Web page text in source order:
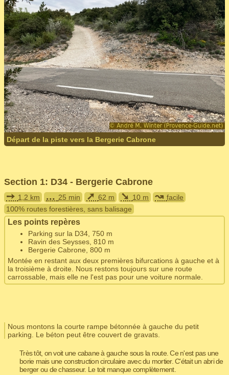
Départ de la piste vers la Bergerie Cabrone
Section 1: D34 - Bergerie Cabrone
➙ 1,2 km ... 25 min ➚ 62 m ➘ 10 m ↝ facile
100% routes forestières, sans balisage
Les points repères
Parking sur la D34, 750 m
Ravin des Seysses, 810 m
Bergerie Cabrone, 800 m
Montée en restant aux deux premières bifurcations à gauche et à
la troisième à droite. Nous restons toujours sur une route
carrossable, mais elle ne l'est pas pour une voiture normale.
Nous montons la courte rampe bétonnée à gauche du petit
parking. Le béton peut être couvert de gravats.
Très tôt, on voit une cabane à gauche sous la route. Ce n'est pas une
borie mais une construction circulaire avec du mortier. C'était un abri de
berger ou de chasseur. Le toit manque complètement.